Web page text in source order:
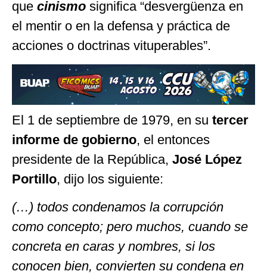
que cinismo significa “desvergüenza en
el mentir o en la defensa y práctica de
acciones o doctrinas vituperables”.
El 1 de septiembre de 1979, en su tercer
informe de gobierno, el entonces
presidente de la República, José López
Portillo, dijo los siguiente:
(…) todos condenamos la corrupción
como concepto; pero muchos, cuando se
concreta en caras y nombres, si los
conocen bien, convierten su condena en